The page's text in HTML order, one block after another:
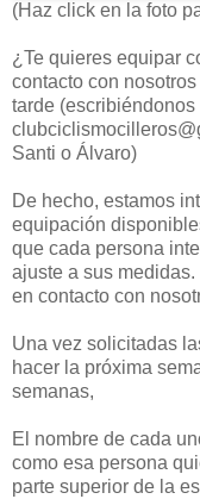
(Haz click en la foto
¿Te quieres equipar
contacto con
tarde (escribiéndonos
Santi o Álvaro)
De hecho, estamos
equipación
que cada persona
ajuste a sus
en contacto con
Una vez solicitadas
hacer la próxima
semanas,
El nombre de cada
como esa persona
parte superior de la